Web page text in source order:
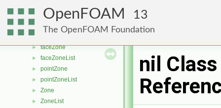
OpenFOAM 13
The OpenFOAM Foundation
► typeGlobal< zonesGenerator >
► cellZone
►
► faceZone
► faceZoneList
► pointZone
► pointZoneList
► Zone
► ZoneList
nil Class